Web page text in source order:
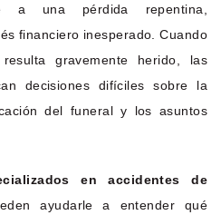
a una pérdida repentina,
financiero inesperado. Cuando
gravemente herido, las
decisiones difíciles sobre la
del funeral y los asuntos
en accidentes de
ayudarle a entender qué